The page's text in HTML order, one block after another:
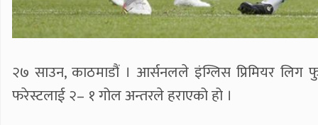
२७ साउन, काठमाडौं । आर्सनलले इंग्लिस प्रिमियर
फरेस्टलाई २– १ गोल अन्तरले हराएको हो ।